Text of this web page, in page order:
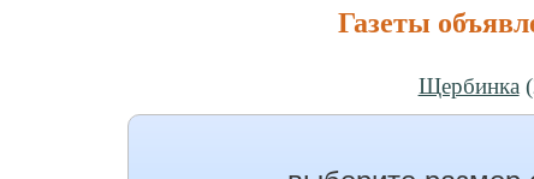
Газеты
Щербинка